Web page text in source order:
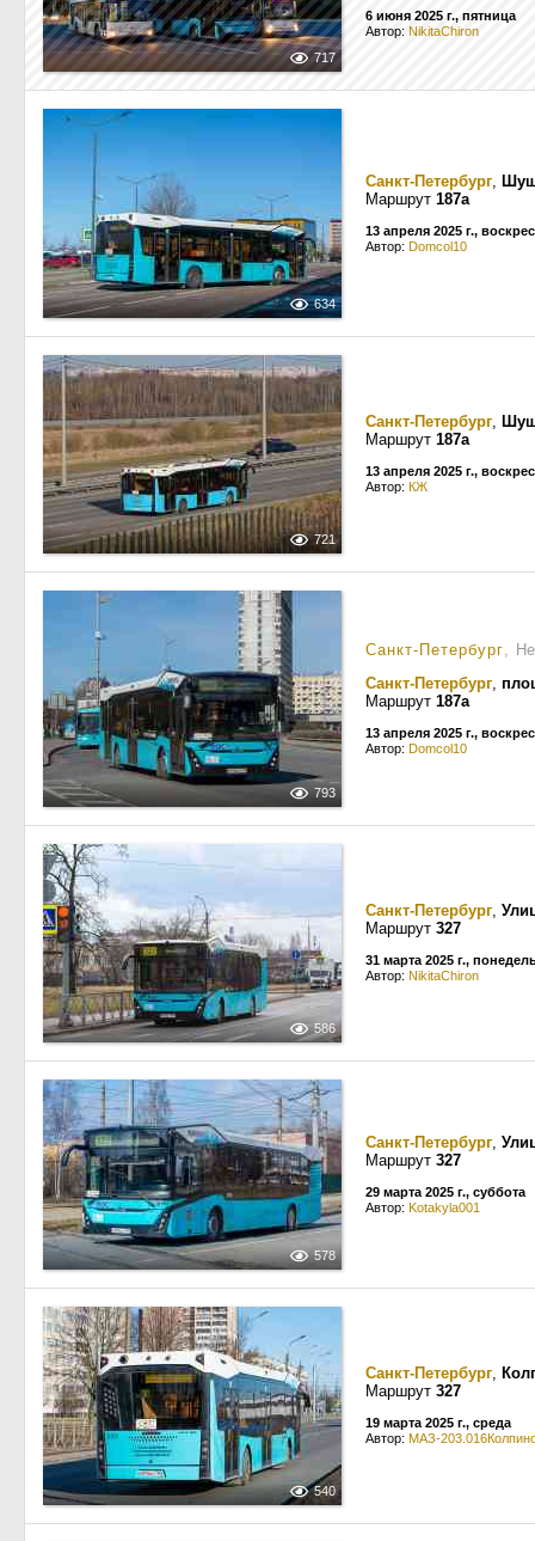
717
6 июня 2025 г., пятница
Автор: NikitaChiron
634
Санкт-Петербург,
Маршрут 187а
13 апреля 2025 г.,
Автор: Domcol10
721
Санкт-Петербург,
Маршрут 187а
13 апреля 2025 г.,
Автор: КЖ
793
Санкт-Петербург,
Санкт-Петербург,
Маршрут 187а
13 апреля 2025 г.,
Автор: Domcol10
586
Санкт-Петербург,
Маршрут 327
31 марта 2025 г.,
Автор: NikitaChiron
578
Санкт-Петербург,
Маршрут 327
29 марта 2025 г., суббота
Автор: Kotakyla001
540
Санкт-Петербург,
Маршрут 327
19 марта 2025 г., среда
Автор: МАЗ-